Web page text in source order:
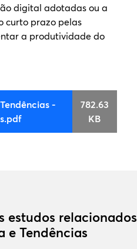
digital adotadas ou a
curto prazo pelas
a produtividade do
-
782.63
KB
estudos relacionados
e Tendências